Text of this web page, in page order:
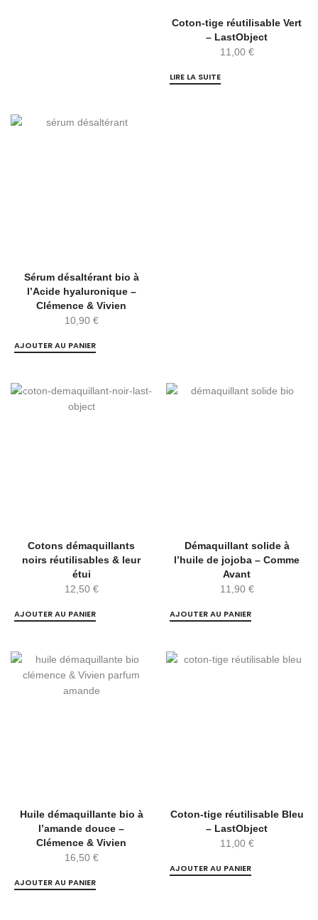
Coton-tige réutilisable Vert
– LastObject
11,00 €
LIRE LA SUITE
Sérum désaltérant bio à
l’Acide hyaluronique –
Clémence & Vivien
10,90 €
AJOUTER AU PANIER
Cotons démaquillants
noirs réutilisables & leur
étui
12,50 €
AJOUTER AU PANIER
Démaquillant solide à
l’huile de jojoba – Comme
Avant
11,90 €
AJOUTER AU PANIER
Huile démaquillante bio à
l’amande douce –
Clémence & Vivien
16,50 €
AJOUTER AU PANIER
Coton-tige réutilisable Bleu
– LastObject
11,00 €
AJOUTER AU PANIER